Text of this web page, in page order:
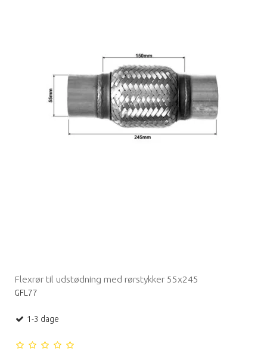
Flexrør til udstødning med rørstykker 55x245
GFL77
1-3 dage